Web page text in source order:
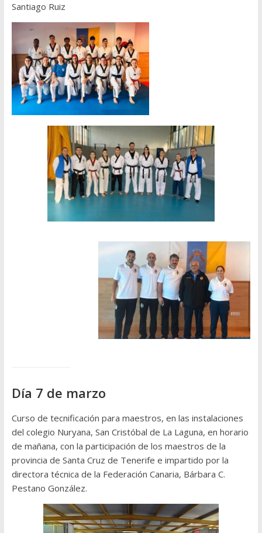
Santiago Ruiz
Día 7 de marzo
Curso de tecnificación para maestros, en las instalaciones
del colegio Nuryana, San Cristóbal de La Laguna, en horario
de mañana, con la participación de los maestros de la
provincia de Santa Cruz de Tenerife e impartido por la
directora técnica de la Federación Canaria, Bárbara C.
Pestano González.